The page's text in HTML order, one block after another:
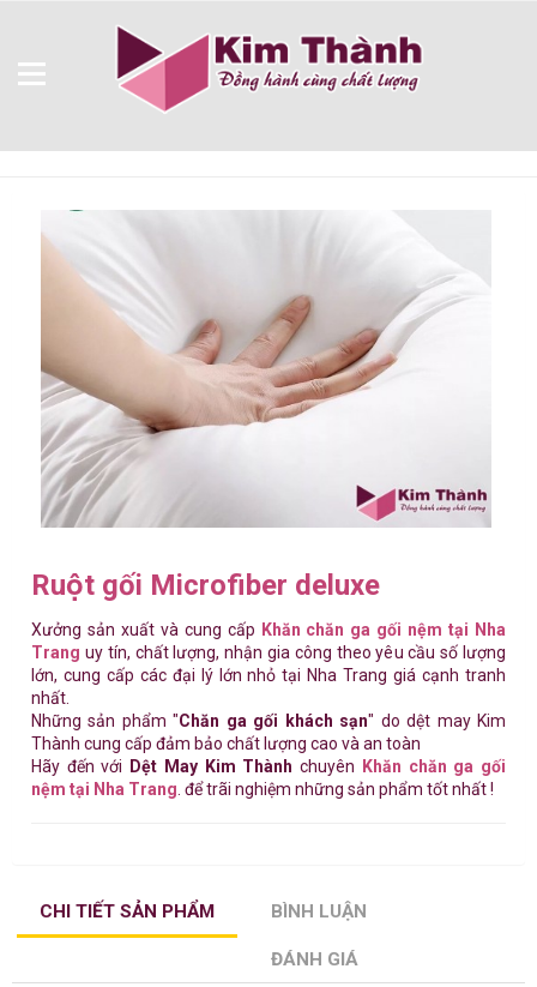
Ruột gối Microfiber deluxe
Xưởng sản xuất và cung cấp Khăn chăn ga gối nệm tại Nha
Trang uy tín, chất lượng, nhận gia công theo yêu cầu số lượng
lớn, cung cấp các đại lý lớn nhỏ tại Nha Trang giá cạnh tranh
nhất.
Những sản phẩm "Chăn ga gối khách sạn" do dệt may Kim
Thành cung cấp đảm bảo chất lượng cao và an toàn
Hãy đến với
Dệt May Kim Thành chuyên Khăn chăn ga gối
nệm tại Nha Trang. để trãi nghiệm những sản phẩm tốt nhất !
CHI TIẾT SẢN PHẨM BÌNH LUẬN
ĐÁNH GIÁ